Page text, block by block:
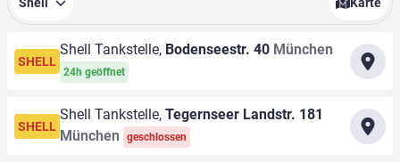
Shell Karte
SHELL
Shell Tankstelle, Bodenseestr. 40 München
24h geöffnet
SHELL
Shell Tankstelle, Tegernseer Landstr. 181
München
geschlossen